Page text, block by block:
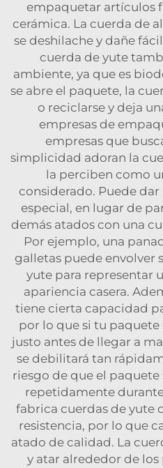
empaquetar artículos
cerámica. La cuerda de
se deshilache y dañe
cuerda de yute
ambiente, ya que es
se abre el paquete, la
o reciclarse y deja
empresas de
empresas que
simplicidad adoran la
la perciben como
considerado. Puede
especial, en lugar de
demás atados con una
Por ejemplo, una
galletas puede envolver
yute para representar
apariencia casera.
tiene cierta capacidad
por lo que si tu
justo antes de llegar a
se debilitará tan
riesgo de que el paquete
repetidamente
fabrica cuerdas de yute
resistencia, por lo que
atado de calidad. La
y atar alrededor de